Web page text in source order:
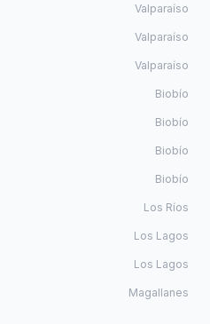
Valparaíso
Valparaíso
Valparaíso
Biobío
Biobío
Biobío
Biobío
Los Ríos
Los Lagos
Los Lagos
Magallanes